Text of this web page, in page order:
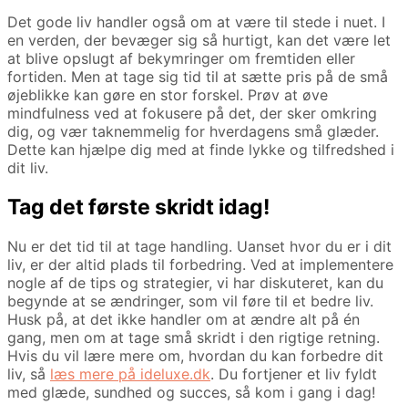
Det gode liv handler også om at være til stede i nuet. I
en verden, der bevæger sig så hurtigt, kan det være let
at blive opslugt af bekymringer om fremtiden eller
fortiden. Men at tage sig tid til at sætte pris på de små
øjeblikke kan gøre en stor forskel. Prøv at øve
mindfulness ved at fokusere på det, der sker omkring
dig, og vær taknemmelig for hverdagens små glæder.
Dette kan hjælpe dig med at finde lykke og tilfredshed i
dit liv.
Tag det første skridt idag!
Nu er det tid til at tage handling. Uanset hvor du er i dit
liv, er der altid plads til forbedring. Ved at implementere
nogle af de tips og strategier, vi har diskuteret, kan du
begynde at se ændringer, som vil føre til et bedre liv.
Husk på, at det ikke handler om at ændre alt på én
gang, men om at tage små skridt i den rigtige retning.
Hvis du vil lære mere om, hvordan du kan forbedre dit
liv, så læs mere på ideluxe.dk. Du fortjener et liv fyldt
med glæde, sundhed og succes, så kom i gang i dag!